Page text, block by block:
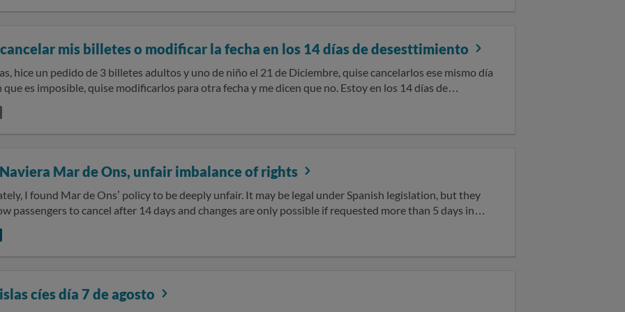
ya que por nuestra parte hemos cumplido con el preaviso mínimo de15 días naturales antes de
la fecha del viaje de ida. Sin otro particular, atentamente.
mis billetes o modificar la fecha en los 14 días de desesttimiento
hice un pedido de 3 billetes adultos y uno de niño el 21 de Diciembre, quise cancelarlos ese mismo día
que es imposible, quise modificarlos para otra fecha y me dicen que no. Estoy en los 14 días de
nisiquiera había pasado media hora cuando lo solicité , quiero la cancelación y el rembolso de los
Mar de Ons, unfair imbalance of rights
I found Mar de Ons’ policy to be deeply unfair. It may be legal under Spanish legislation, but they
passengers to cancel after 14 days and changes are only possible if requested more than 5 days in
leaves customers stuck in unforeseen situations, with no flexibility. There is a clear imbalance,
have no right to cancel or modify, even if willing to pay more, while the company reserves full freedom
often offers a “Cancel for Any Reason” option, allowing refunds even if the passenger changes
subject to specific fees and conditions. I hope this helps other international travelers make more
cíes día 7 de agosto